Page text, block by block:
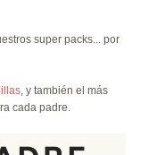
super packs... por
, y también el más
cada padre.